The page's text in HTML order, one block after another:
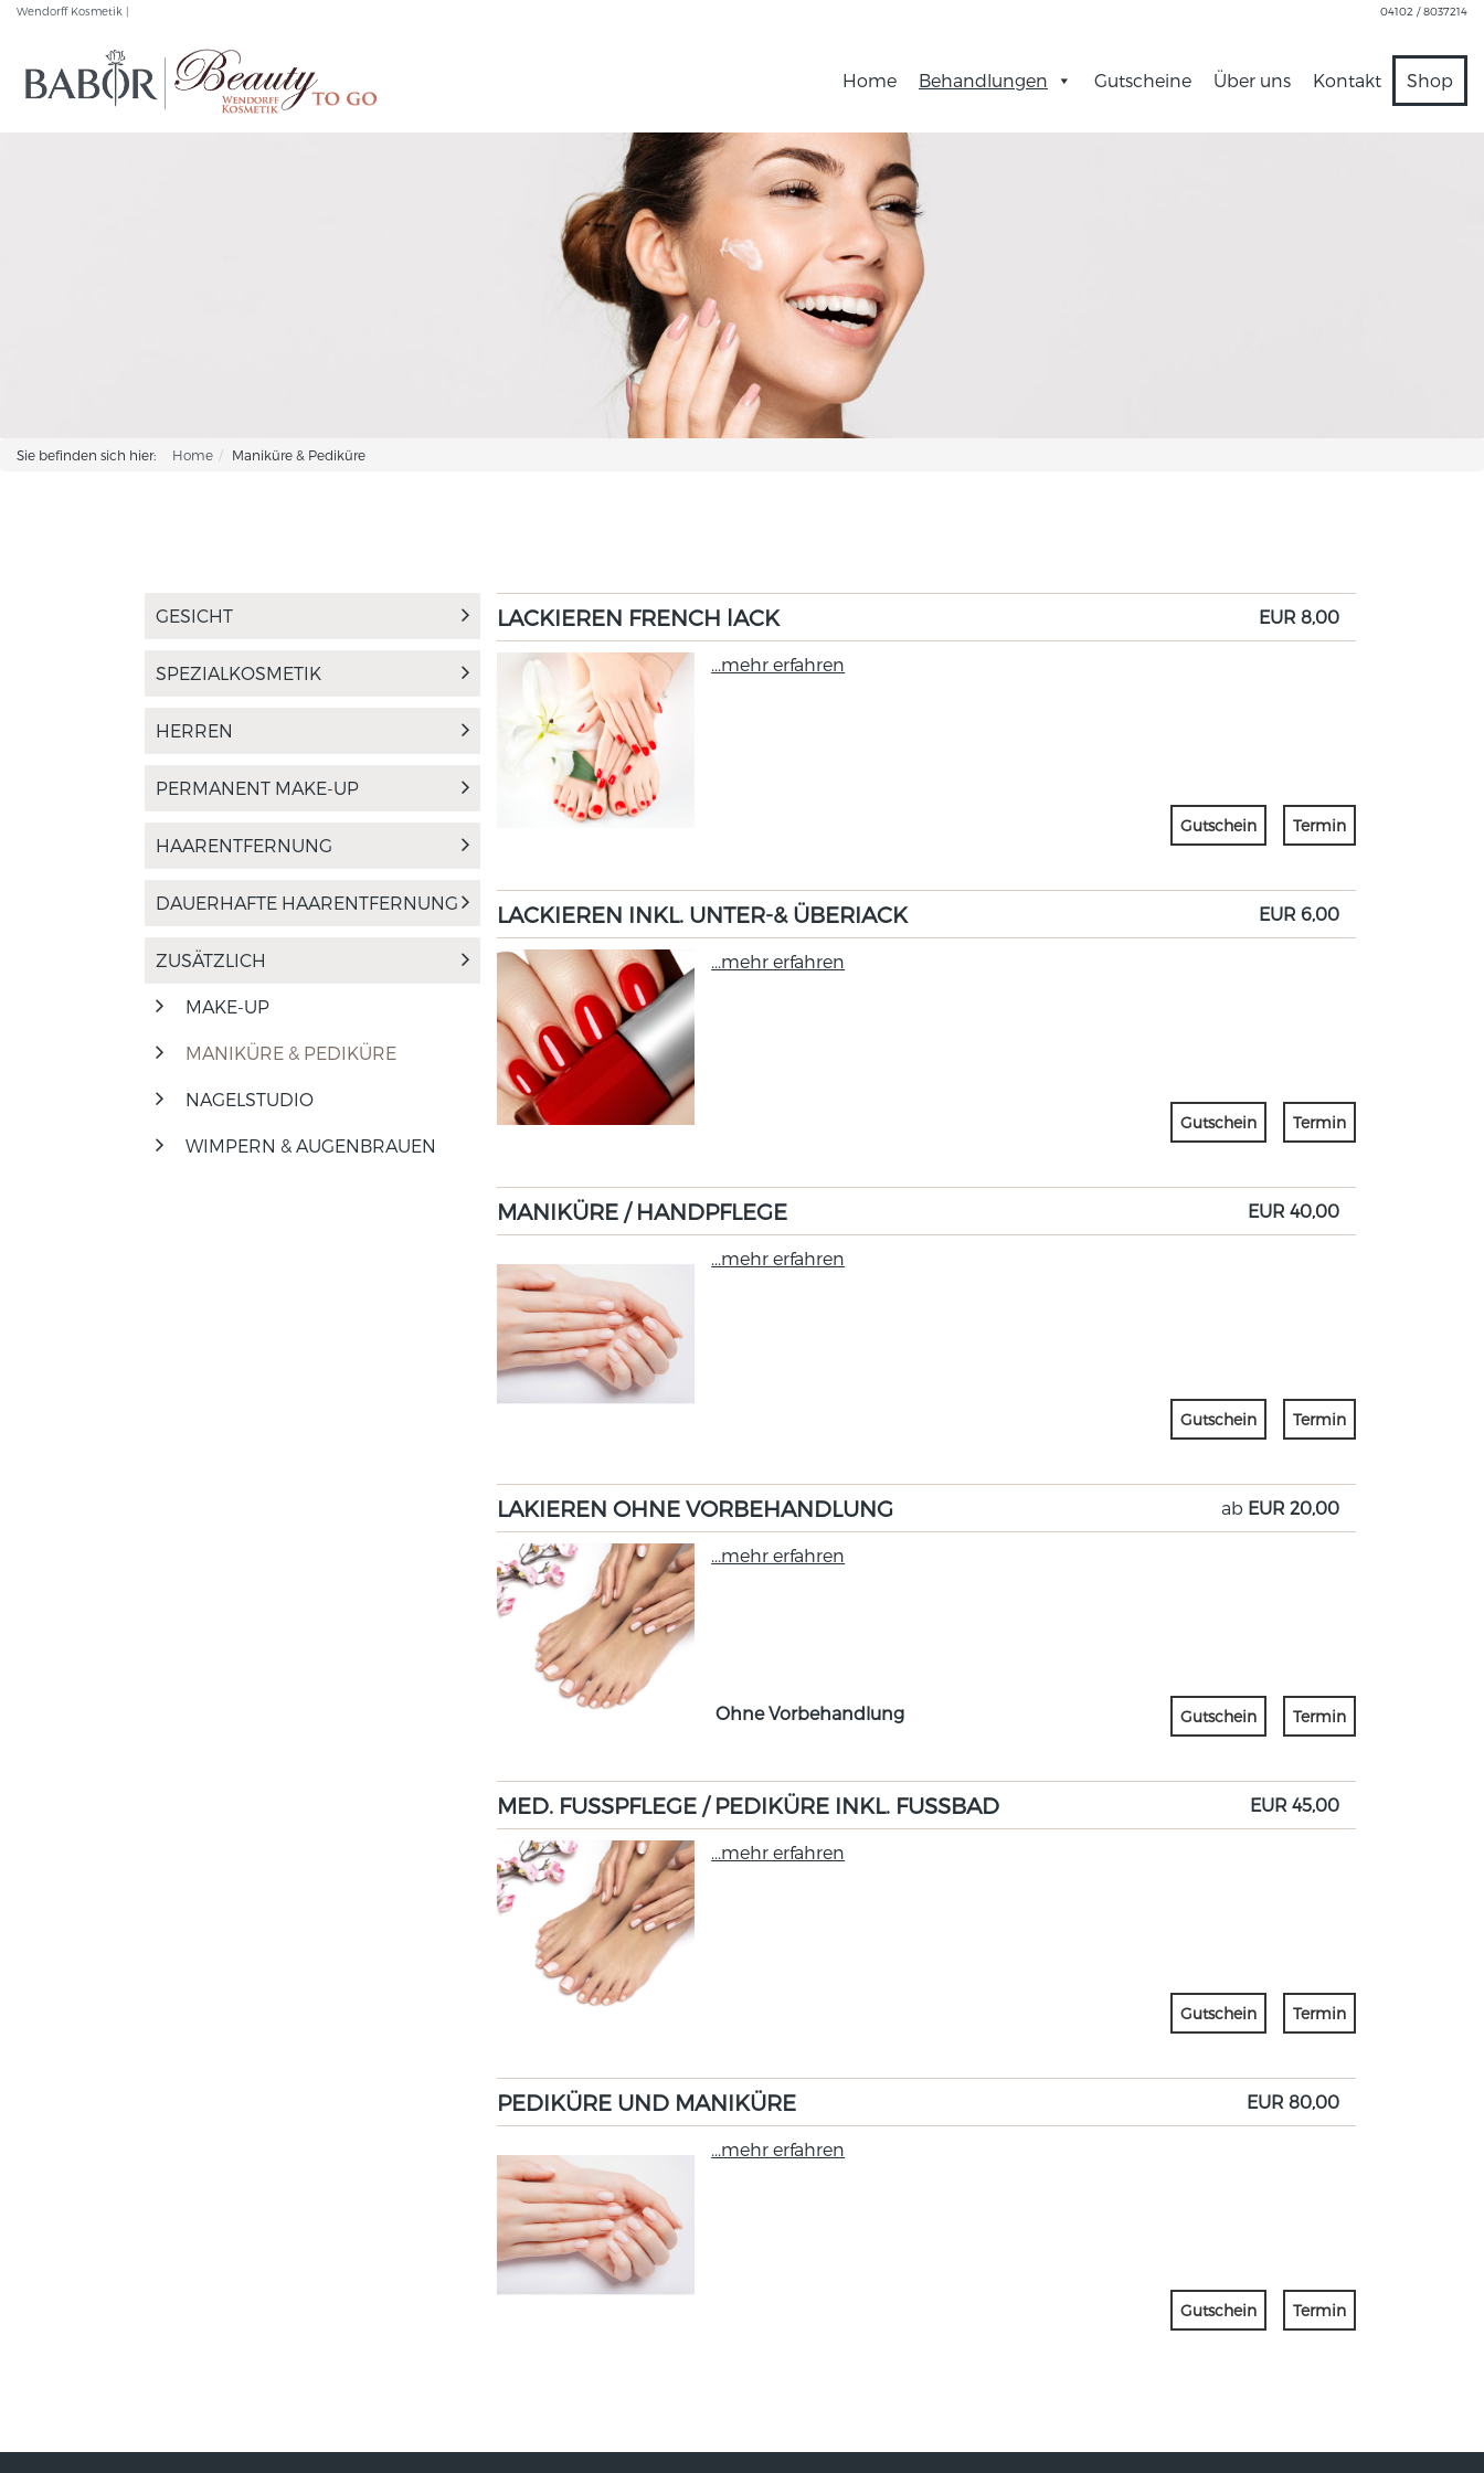
Wendorff Kosmetik | 04102 / 8037214
Home Behandlungen Gutscheine Über uns Kontakt Shop
Sie befinden sich hier: Home Maniküre & Pediküre
GESICHT
SPEZIALKOSMETIK
HERREN
PERMANENT MAKE-UP
HAARENTFERNUNG
DAUERHAFTE HAARENTFERNUNG
ZUSÄTZLICH
MAKE-UP
MANIKÜRE & PEDIKÜRE
NAGELSTUDIO
WIMPERN & AUGENBRAUEN
LACKIEREN FRENCH lACK EUR 8,00
...mehr erfahren
Gutschein Termin
LACKIEREN INKL. UNTER-& ÜBERIACK EUR 6,00
...mehr erfahren
Gutschein Termin
MANIKÜRE / HANDPFLEGE EUR 40,00
...mehr erfahren
Gutschein Termin
LAKIEREN OHNE VORBEHANDLUNG ab EUR 20,00
...mehr erfahren
Ohne Vorbehandlung Gutschein Termin
MED. FUSSPFLEGE / PEDIKÜRE INKL. FUSSBAD EUR 45,00
...mehr erfahren
Gutschein Termin
PEDIKÜRE UND MANIKÜRE EUR 80,00
...mehr erfahren
Gutschein Termin